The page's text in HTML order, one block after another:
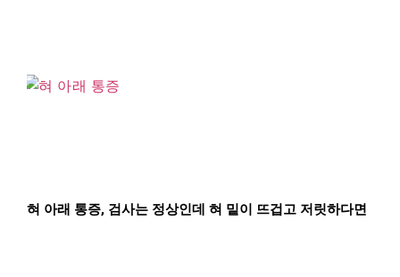
혀 아래 통증, 검사는 정상인데 혀 밑이 뜨겁고 저릿하다면